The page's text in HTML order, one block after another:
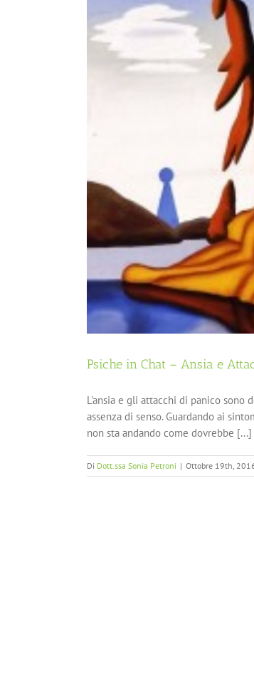
Psiche in Chat – Ansia e
L'ansia e gli attacchi di panico
assenza di senso. Guardando ai
non sta andando come dovrebbe [...]
Di Dott.ssa Sonia Petroni | Ottobre 19th,